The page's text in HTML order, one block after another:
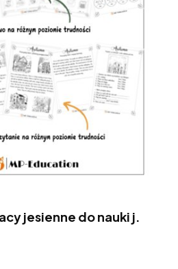
jesienne do nauki j.